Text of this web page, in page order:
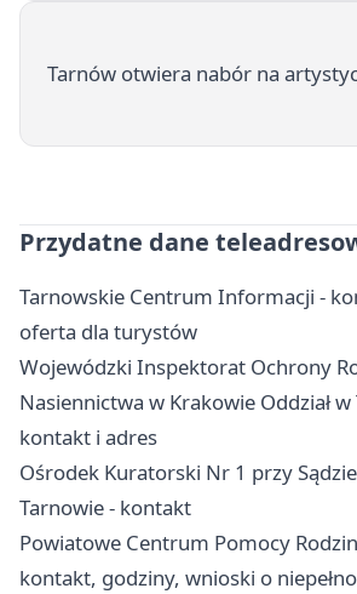
Tarnów otwiera nabór na
Przydatne dane
Tarnowskie Centrum Informacji -
oferta dla turystów
Wojewódzki Inspektorat Ochrony
Nasiennictwa w Krakowie Oddział
kontakt i adres
Ośrodek Kuratorski Nr 1 przy
Tarnowie - kontakt
Powiatowe Centrum Pomocy
kontakt, godziny, wnioski o